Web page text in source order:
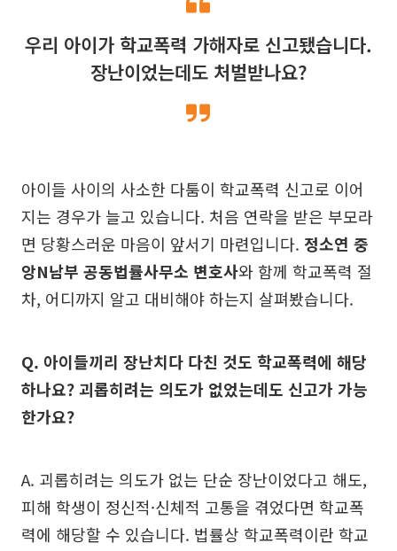
우리 아이가 학교폭력 가해자로 신고됐습니다.
장난이었는데도 처벌받나요?
아이들 사이의 사소한 다툼이 학교폭력 신고로 이어
지는 경우가 늘고 있습니다. 처음 연락을 받은 부모라
면 당황스러운 마음이 앞서기 마련입니다. 정소연 중
앙N남부 공동법률사무소 변호사와 함께 학교폭력 절
차, 어디까지 알고 대비해야 하는지 살펴봤습니다.
Q. 아이들끼리 장난치다 다친 것도 학교폭력에 해당
하나요? 괴롭히려는 의도가 없었는데도 신고가 가능
한가요?
A. 괴롭히려는 의도가 없는 단순 장난이었다고 해도,
피해 학생이 정신적·신체적 고통을 겪었다면 학교폭
력에 해당할 수 있습니다. 법률상 학교폭력이란 학교